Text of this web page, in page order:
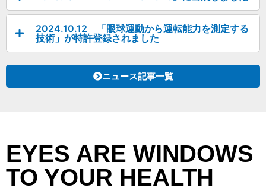
2024.10.12 「眼球運動から運転能力を測定する
技術」が特許登録されました
ニュース記事一覧
EYES ARE WINDOWS
TO YOUR HEALTH